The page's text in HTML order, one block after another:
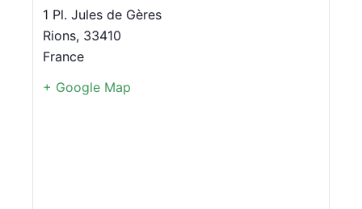
1 Pl. Jules de Gères
Rions, 33410
France
+ Google Map